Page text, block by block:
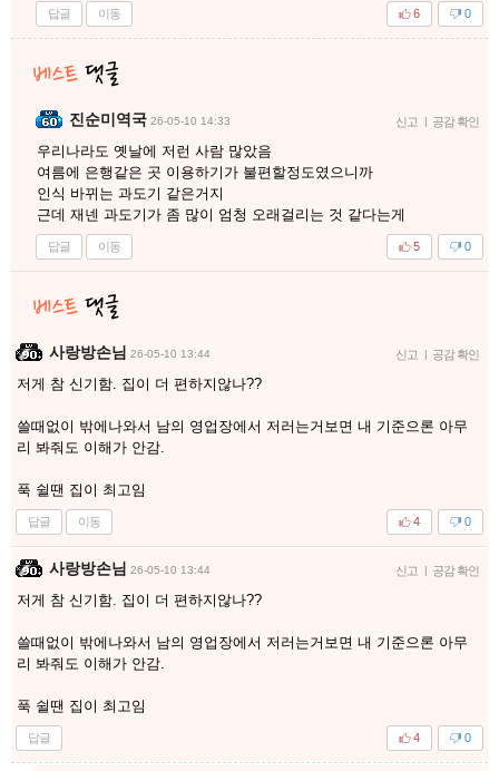
답글 이동 0
6
진순미역국 26-05-10 14:33 신고 | 공감 확인
우리나라도 옛날에 저런 사람 많았음
여름에 은행같은 곳 이용하기가 불편할정도였으니까
인식 바뀌는 과도기 같은거지
근데 재넨 과도기가 좀 많이 엄청 오래걸리는 것 같다는게
답글 이동 0
5
사랑방손님 26-05-10 13:44 신고 | 공감 확인
저게 참 신기함. 집이 더 편하지않나??
쓸때없이 밖에나와서 남의 영업장에서 저러는거보면 내 기준으론 아무
리 봐줘도 이해가 안감.
푹 쉴땐 집이 최고임
답글 이동 0
4
사랑방손님 26-05-10 13:44 신고 | 공감 확인
저게 참 신기함. 집이 더 편하지않나??
쓸때없이 밖에나와서 남의 영업장에서 저러는거보면 내 기준으론 아무
리 봐줘도 이해가 안감.
푹 쉴땐 집이 최고임
답글 0
4